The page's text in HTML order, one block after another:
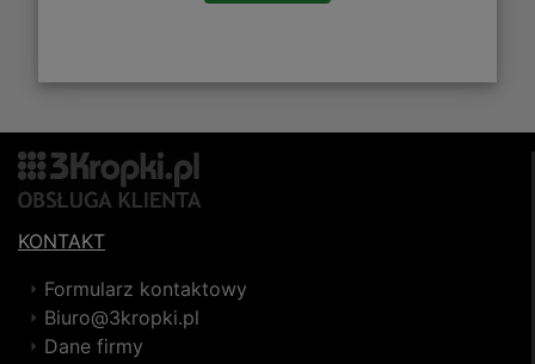
KONTAKT
Formularz kontaktowy
Biuro@3kropki.pl
Dane firmy